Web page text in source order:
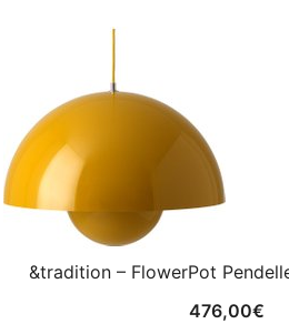
&tradition – FlowerPot
476,00€